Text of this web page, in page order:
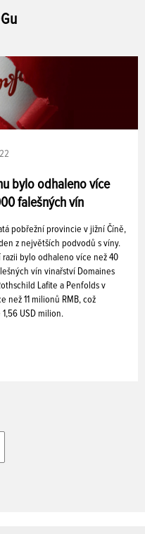
bylo odhaleno více
falešných vín
pobřežní provincie v jižní Číně,
z největších podvodů s víny.
razii bylo odhaleno více než 40
vín vinařství Domaines
Lafite a Penfolds v
než 11 milionů RMB, což
USD milion.